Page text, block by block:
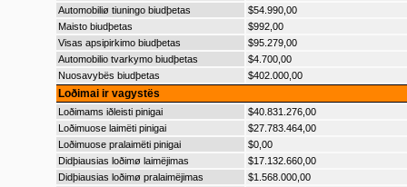
Automobiliø tiuningo biudþetas
$54.990,00
Maisto biudþetas
$992,00
Visas apsipirkimo biudþetas
$95.279,00
Automobilio tvarkymo biudþetas
$4.700,00
Nuosavybës biudþetas
$402.000,00
Loðimai ir vagystës
Loðimams iðleisti pinigai
$40.831.276,00
Loðimuose laimëti pinigai
$27.783.464,00
Loðimuose pralaimëti pinigai
$0,00
Didþiausias loðimø laimëjimas
$17.132.660,00
Didþiausias loðimø pralaimëjimas
$1.568.000,00